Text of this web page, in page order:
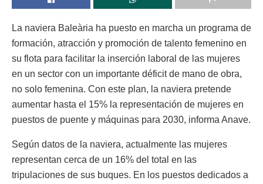
La naviera Baleària ha puesto en marcha un programa de
formación, atracción y promoción de talento femenino en
su flota para facilitar la inserción laboral de las mujeres
en un sector con un importante déficit de mano de obra,
no solo femenina. Con este plan, la naviera pretende
aumentar hasta el 15% la representación de mujeres en
puestos de puente y máquinas para 2030, informa Anave.
Según datos de la naviera, actualmente las mujeres
representan cerca de un 16% del total en las
tripulaciones de sus buques. En los puestos dedicados a